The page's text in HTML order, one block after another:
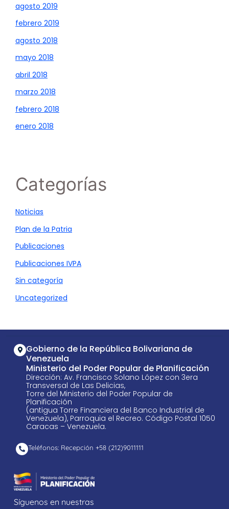
agosto 2019
febrero 2019
agosto 2018
mayo 2018
abril 2018
marzo 2018
febrero 2018
enero 2018
Categorías
Noticias
Plan de la Patria
Publicaciones
Publicaciones IVPA
Sin categoría
Uncategorized
Gobierno de la República Bolivariana de
Venezuela
Ministerio del Poder Popular de Planificación
Dirección: Av. Francisco Solano López con 3era
Transversal de Las Delicias,
Torre del Ministerio del Poder Popular de
Planificación
(antigua Torre Financiera del Banco Industrial de
Venezuela), Parroquia el Recreo. Código Postal 1050
Caracas – Venezuela.
Teléfonos: Recepción +58 ​(212)9011111
Síguenos en nuestras